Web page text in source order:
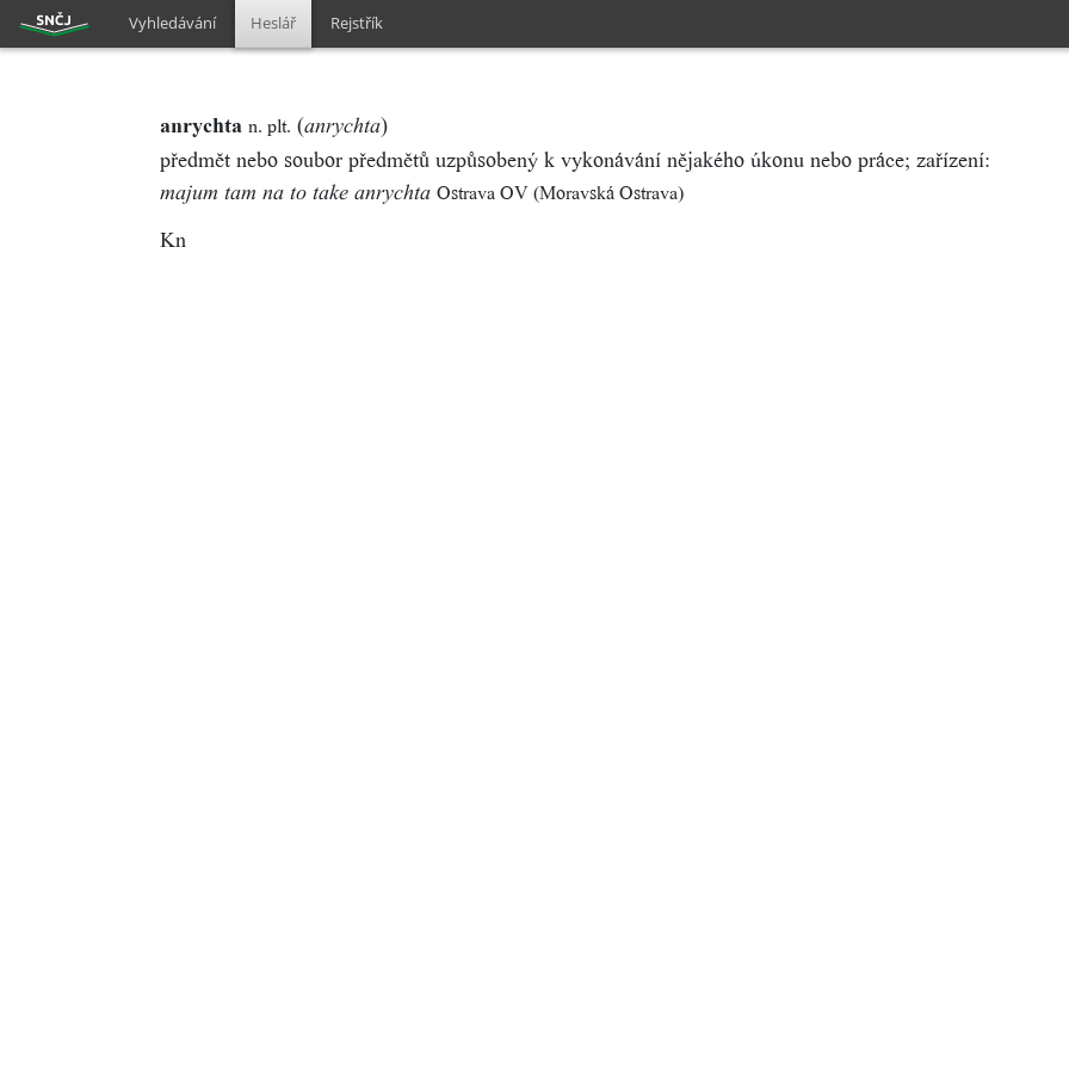
Vyhledávání Heslář Rejstřík
anrychta n. plt. (anrychta)
předmět nebo soubor předmětů uzpůsobený k vykonávání nějakého úkonu nebo práce; zařízení:
majum tam na to take anrychta Ostrava OV (Moravská Ostrava)
Kn